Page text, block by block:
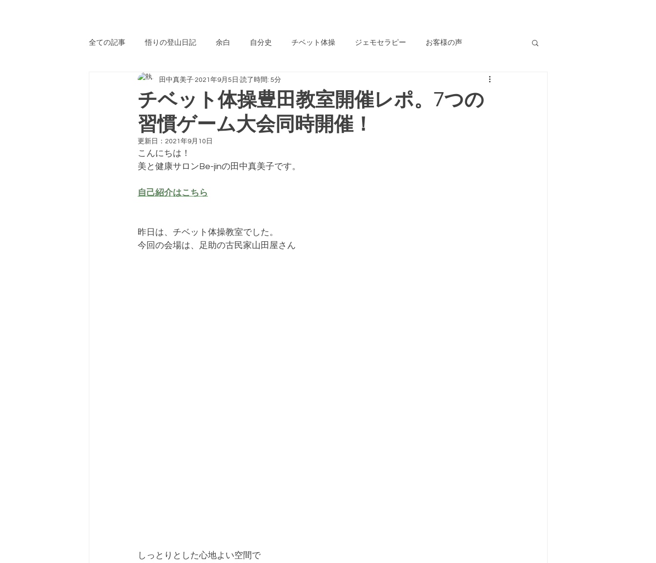
全ての記事 悟りの登山日記 余白 自分史 チベット体操 ジェモセラピー お客様の声
サロンからのお知らせ おすすめジェモ ごあいさつ
オープンサロン 子育て 起業家 やさしいマルシェ 自然治癒力
サロン→カフェへ
ボディートーク Be-jinメソッド
チベット体操豊田教室開催レポ。7つの
習慣ゲーム大会同時開催！
田中真美子 2021年9月5日 読了時間: 5分
更新日： 2021年9月10日
こんにちは！
美と健康サロンBe-jinの田中真美子です。
自己紹介はこちら
昨日は、チベット体操教室でした。
今回の会場は、足助の古民家山田屋さん
しっとりとした心地よい空間で